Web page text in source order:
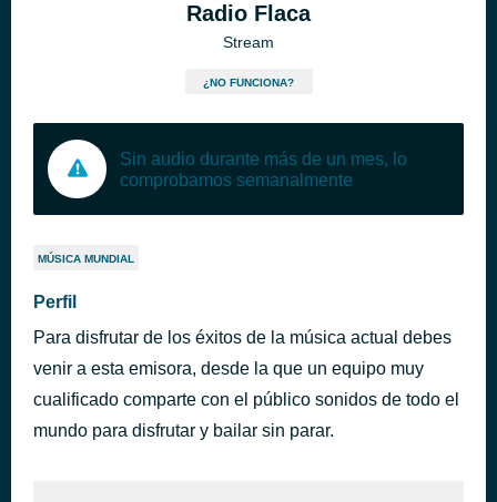
Radio Flaca
Stream
¿NO FUNCIONA?
Sin audio durante más de un mes, lo
comprobamos semanalmente
MÚSICA MUNDIAL
Perfil
Para disfrutar de los éxitos de la música actual debes
venir a esta emisora, desde la que un equipo muy
cualificado comparte con el público sonidos de todo el
mundo para disfrutar y bailar sin parar.